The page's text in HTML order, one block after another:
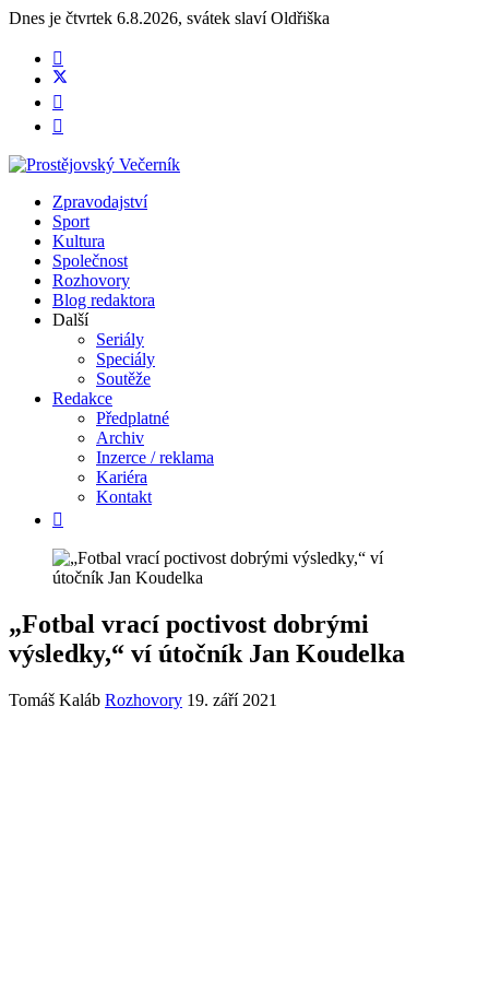
Dnes je čtvrtek 6.8.2026, svátek slavíOldřiška
Zpravodajství
Sport
Kultura
Společnost
Rozhovory
Blog redaktora
Další
Seriály
Speciály
Soutěže
Redakce
Předplatné
Archiv
Inzerce / reklama
Kariéra
Kontakt
„Fotbal vrací poctivost dobrými
výsledky,“ ví útočník Jan Koudelka
Tomáš Kaláb Rozhovory 19. září 2021